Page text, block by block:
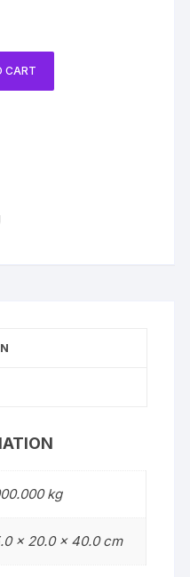
CART
kg
× 20.0 × 40.0 cm